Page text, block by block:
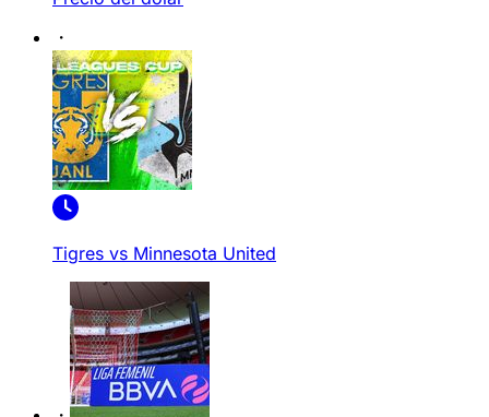
Tigres vs Minnesota United